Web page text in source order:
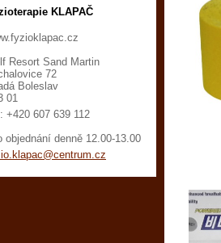
KLAPAČ
Resort Sand Martin
72
Boleslav
01
+420 607 639 112
objednání denně 12.00-13.00
apac@centrum.cz